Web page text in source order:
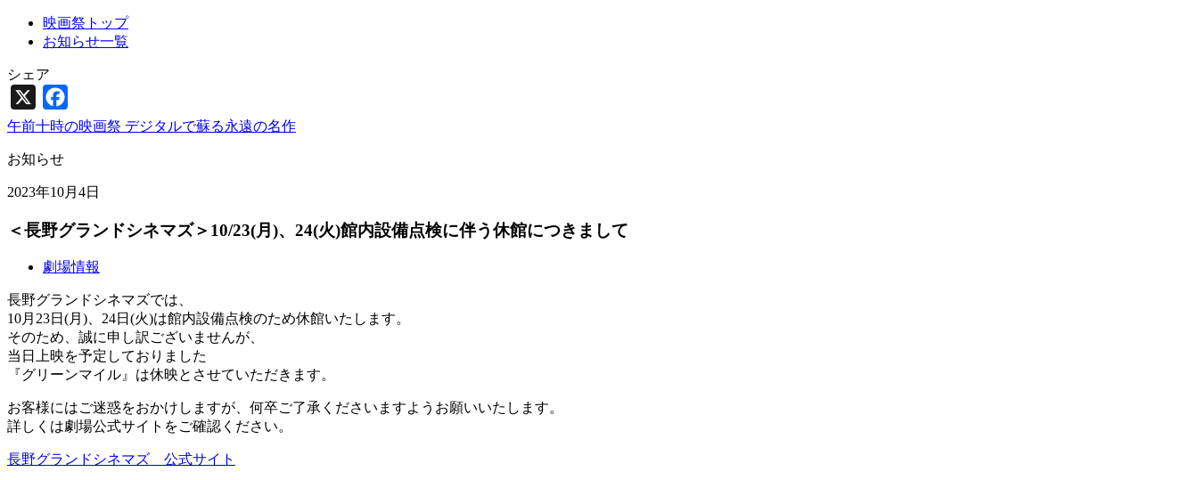
映画祭トップ
お知らせ一覧
シェア
X
午前十時の映画祭 デジタルで蘇る永遠の名作
お知らせ
2023年10月4日
＜長野グランドシネマズ＞10/23(月)、24(火)館内設備点検に伴う休館につきまして
劇場情報
長野グランドシネマズでは、
10月23日(月)、24日(火)は館内設備点検のため休館いたします。
そのため、誠に申し訳ございませんが、
当日上映を予定しておりました
『グリーンマイル』は休映とさせていただきます。
お客様にはご迷惑をおかけしますが、何卒ご了承くださいますようお願いいたします。
詳しくは劇場公式サイトをご確認ください。
長野グランドシネマズ 公式サイト